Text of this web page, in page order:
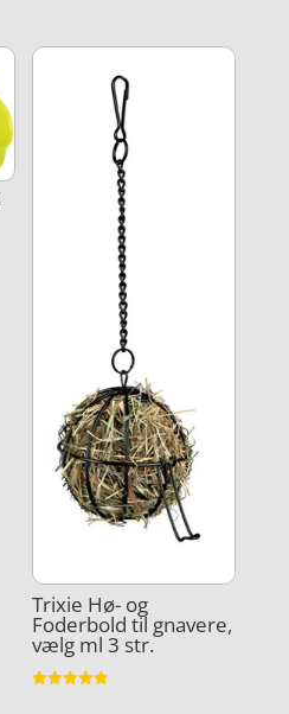
Trixie Hø- og
Foderbold til gnavere,
vælg ml 3 str.